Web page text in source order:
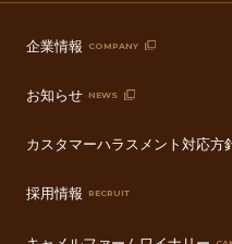
企業情報 COMPANY
お知らせ NEWS
カスタマーハラスメント対応方
採用情報 RECRUIT